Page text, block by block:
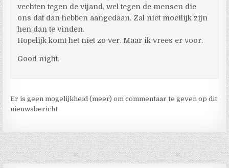
vechten tegen de vijand, wel tegen de mensen die
ons dat dan hebben aangedaan. Zal niet moeilijk zijn
hen dan te vinden.
Hopelijk komt het niet zo ver. Maar ik vrees er voor.
Good night.
Er is geen mogelijkheid (meer) om commentaar te geven op dit
nieuwsbericht